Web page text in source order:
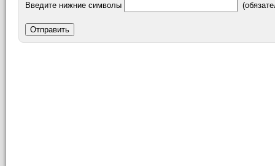
Введите нижние символы
Отправить